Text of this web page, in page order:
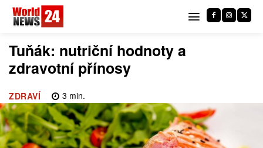
Tuňák: nutriční hodnoty a
zdravotní přínosy
ZDRAVÍ 3 min.